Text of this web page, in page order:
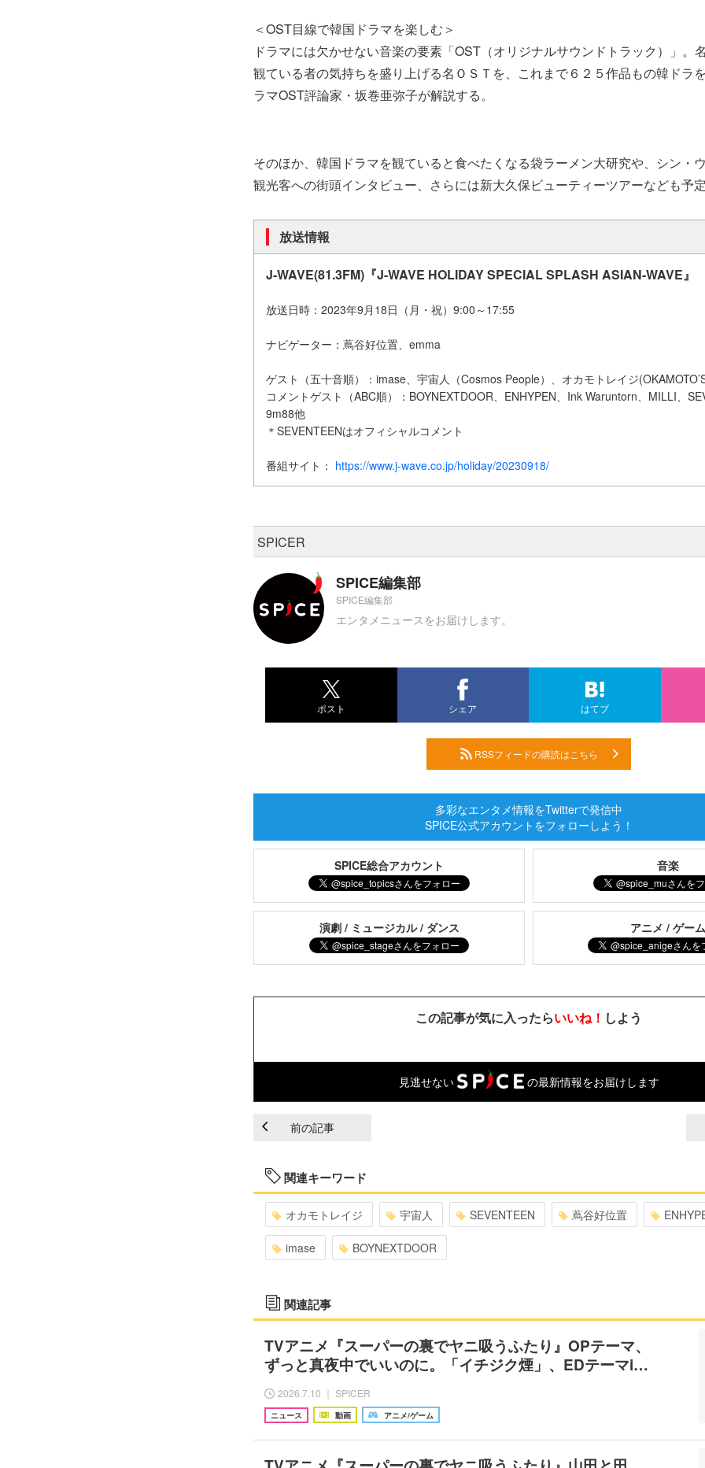
＜OST目線で韓国ドラマを楽しむ＞
ドラマには欠かせない音楽の要素「OST（オリジナルサウンドトラック）」。
観ている者の気持ちを盛り上げる名ＯＳＴを、これまで６２５作品もの韓ドラ
ラマOST評論家・坂巻亜弥子が解説する。
そのほか、韓国ドラマを観ていると食べたくなる袋ラーメン大研究や、シン・
観光客への街頭インタビュー、さらには新大久保ビューティーツアーなども予
放送情報
J-WAVE(81.3FM)『J-WAVE HOLIDAY SPECIAL SPLASH ASIAN-WAVE』
放送日時：2023年9月18日（月・祝）9:00～17:55
ナビゲーター：蔦谷好位置、emma
ゲスト（五十音順）：imase、宇宙人（Cosmos People）、オカモトレイジ
コメントゲスト（ABC順）：BOYNEXTDOOR、ENHYPEN、Ink Waruntorn、MILLI、
9m88他
＊SEVENTEENはオフィシャルコメント
番組サイト： https://www.j-wave.co.jp/holiday/20230918/
SPICER
SPICE編集部
SPICE編集部
エンタメニュースをお届けします。
ポスト シェア はてブ
RSSフィードの購読はこちら
多彩なエンタメ情報をTwitterで発信中
SPICE公式アカウントをフォローしよう！
SPICE総合アカウント 音楽
演劇 / ミュージカル / ダンス アニメ / ゲー
この記事が気に入ったらいいね！ しよう
見逃せない の最新情報をお届けします
前の記事
関連キーワード
オカモトレイジ 宇宙人 SEVENTEEN 蔦谷好位置
imase BOYNEXTDOOR
関連記事
TVアニメ『スーパーの裏でヤニ吸うふたり』OPテーマ、
ずっと真夜中でいいのに。「イチジク煙」、EDテーマi…
2026.7.10 ｜ SPICER
ニュース 動画 アニメ/ゲーム